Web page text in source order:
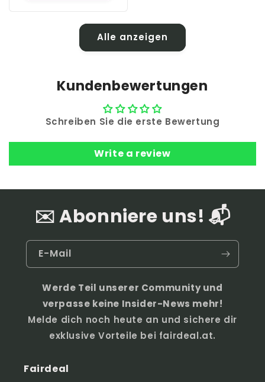
Alle anzeigen
Kundenbewertungen
Schreiben Sie die erste Bewertung
Write a review
✉️ Abonniere uns! 📬
E-Mail
Werde Teil unserer Community und
verpasse keine Insider-News mehr!
Melde dich noch heute an und sichere dir
exklusive Vorteile bei fairdeal.at.
Fairdeal